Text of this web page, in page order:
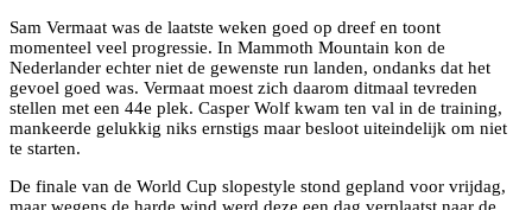
Sam Vermaat was de laatste weken goed op dreef en toont
momenteel veel progressie. In Mammoth Mountain kon de
Nederlander echter niet de gewenste run landen, ondanks dat het
gevoel goed was. Vermaat moest zich daarom ditmaal tevreden
stellen met een 44e plek. Casper Wolf kwam ten val in de training,
mankeerde gelukkig niks ernstigs maar besloot uiteindelijk om niet
te starten.
De finale van de World Cup slopestyle stond gepland voor vrijdag,
maar wegens de harde wind werd deze een dag verplaatst naar de